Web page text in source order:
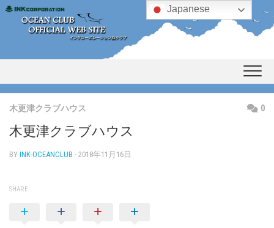
Skip
content
木更津クラブハウス 0
木更津クラブハウス
BY INK-OCEANCLUB · 2018年11月16日
SHARE
Japanese